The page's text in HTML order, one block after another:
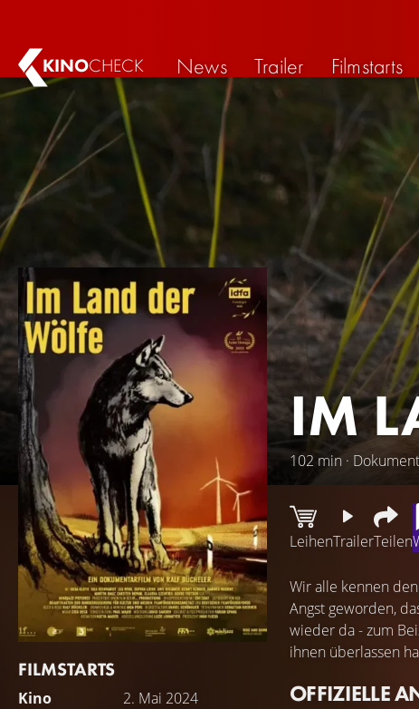
KINOCHECK News Trailer Filmstarts
IM
102 min ·
FILMSTARTS
Kino 2. Mai 2024
LeihenTrailerTeilen
Wir alle kennen
Angst geworden,
wieder da - zum
ihnen überlassen
OFFIZIELLE